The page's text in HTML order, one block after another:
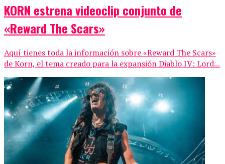
KORN estrena videoclip conjunto de
«Reward The Scars»
Aquí tienes toda la información sobre «Reward The Scars»
de Korn, el tema creado para la expansión Diablo IV: Lord...